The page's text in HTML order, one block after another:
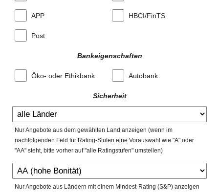
APP HBCI/FinTS
Post
Bankeigenschaften
Öko- oder Ethikbank Autobank
Sicherheit
Nur Angebote aus dem gewählten Land anzeigen (wenn im
nachfolgenden Feld für Rating-Stufen eine Vorauswahl wie "A" oder
"AA" steht, bitte vorher auf "alle Ratingstufen" umstellen)
Nur Angebote aus Ländern mit einem Mindest-Rating (S&P) anzeigen